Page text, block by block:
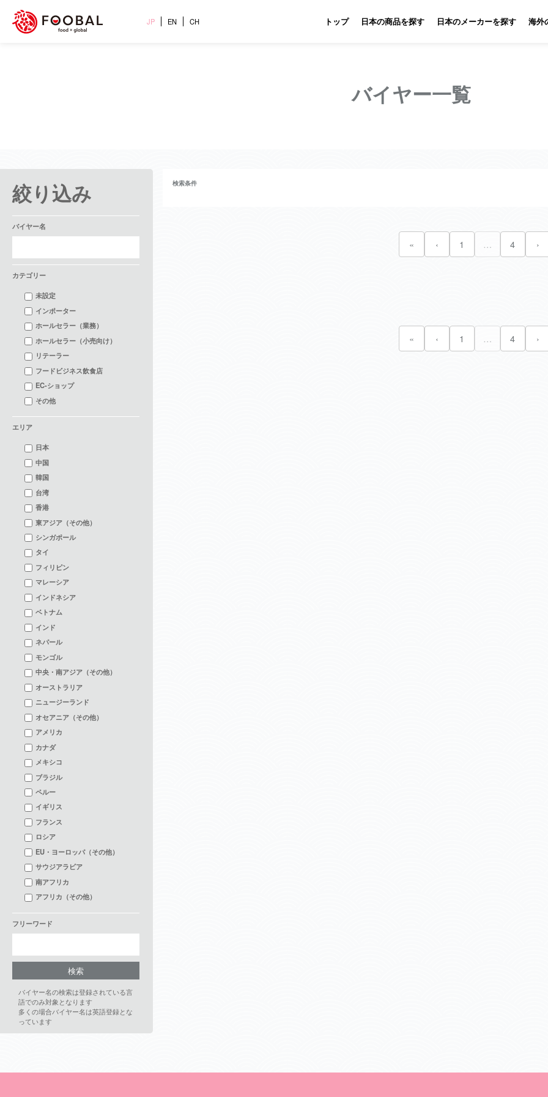
JP EN CH トップ 日本の商品を探す 日本のメーカーを探す 海外
バイヤー一覧
絞り込み
バイヤー名
カテゴリー
未設定
インポーター
ホールセラー（業務）
ホールセラー（小売向け）
リテーラー
フードビジネス飲食店
EC-ショップ
その他
エリア
日本
中国
韓国
台湾
香港
東アジア（その他）
シンガポール
タイ
フィリピン
マレーシア
インドネシア
ベトナム
インド
ネパール
モンゴル
中央・南アジア（その他）
オーストラリア
ニュージーランド
オセアニア（その他）
アメリカ
カナダ
メキシコ
ブラジル
ペルー
イギリス
フランス
ロシア
EU・ヨーロッパ（その他）
サウジアラビア
南アフリカ
アフリカ（その他）
フリーワード
バイヤー名の検索は登録されている言
語でのみ対象となります
多くの場合バイヤー名は英語登録とな
っています
検索条件
« ‹ 1 … 4 ›
« ‹ 1 … 4 ›